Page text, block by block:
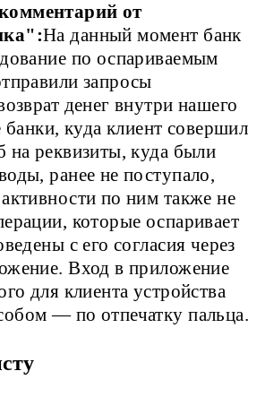
от
На данный момент банк
по оспариваемым
запросы
денег внутри нашего
банки, куда клиент совершил
на реквизиты, куда были
ранее не поступало,
по ним также не
которые оспаривает
с его согласия через
Вход в приложение
для клиента устройства
― по отпечатку пальца.